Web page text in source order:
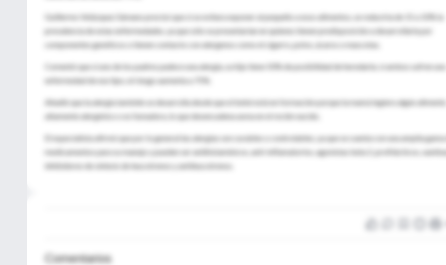
Guillermo Velázquez Sámano precisó que si se evitara exponer al pequeño a esos alimentos, se reduciría de 15 a 10% la
prevalencia de estas enfermedades, ya que sólo se presentarían en quienes tienen predisposición a desarrollarla por
componentes genéticos o tienen contacto con alergenos como el cigarro, polvo, ácaros o mascotas.
Comentó que si uno de los padres padece una alergia, su hijo tiene 50% de posibilidad de heredarla; si ambos sufren una
enfermedad de ese tipo, el riesgo aumenta a 75%.
Añadió que la alergia también se desarrolla desde que el bebé está en formación porque la mamá ingiere algún
altamente alergénico o es fumadora, lo que desencadena asma en el recién nacido.
El especialista afirmó que por lo general las alergias son curables o controlables, ya que se cuenta con una amplia gama
medicamentos para su manejo y pueden ser antihistamínicos, anti-inflamatorios, agonistas beta 2, profilácticos,
inhibidores de síntesis de leucotrenos y antileucotrenos.
Comentarios